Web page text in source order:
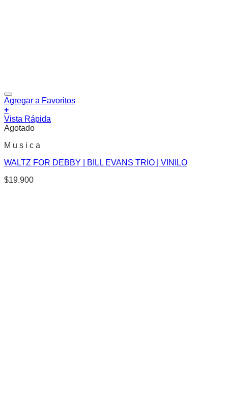
Agregar a Favoritos
+
Vista Rápida
Agotado
M u s i c a
WALTZ FOR DEBBY | BILL EVANS TRIO | VINILO
$19.900